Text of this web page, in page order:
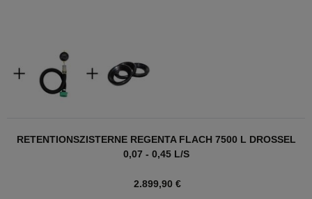
RETENTIONSZISTERNE REGENTA FLACH 7500 L DROSSEL
0,07 - 0,45 L/S
2.899,90 €